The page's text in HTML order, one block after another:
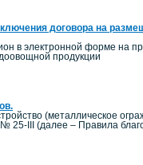
договора на
в электронной форме на
продукции
(металлическое
25-III (далее – Правила